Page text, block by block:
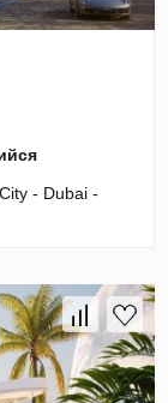
- Dubai -